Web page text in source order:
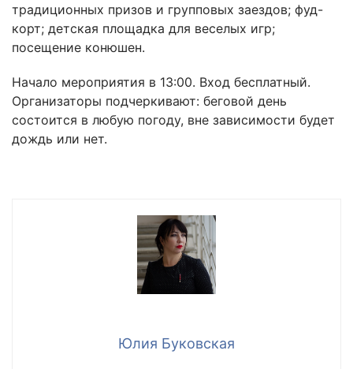
традиционных призов и групповых заездов; фуд-
корт; детская площадка для веселых игр;
посещение конюшен.
Начало мероприятия в 13:00. Вход бесплатный.
Организаторы подчеркивают: беговой день
состоится в любую погоду, вне зависимости будет
дождь или нет.
Юлия Буковская